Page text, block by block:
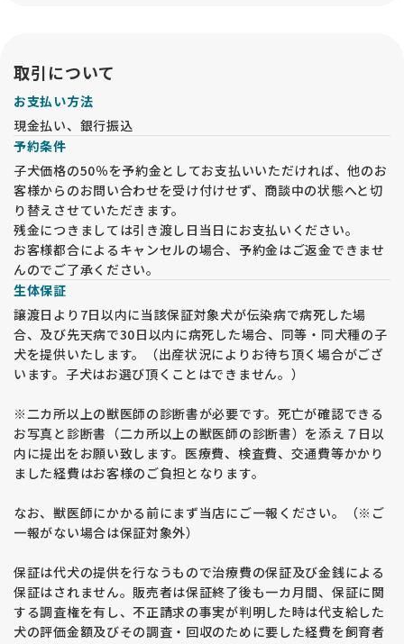
取引について
お支払い方法
現金払い、銀行振込
予約条件
子犬価格の50％を予約金としてお支払いいただければ、他のお
客様からのお問い合わせを受け付けせず、商談中の状態へと切
り替えさせていただきます。
残金につきましては引き渡し日当日にお支払いください。
お客様都合によるキャンセルの場合、予約金はご返金できませ
んのでご了承ください。
生体保証
譲渡日より7日以内に当該保証対象犬が伝染病で病死した場
合、及び先天病で30日以内に病死した場合、同等・同犬種の子
犬を提供いたします。（出産状況によりお待ち頂く場合がござ
います。子犬はお選び頂くことはできません。）
※二カ所以上の獣医師の診断書が必要です。死亡が確認できる
お写真と診断書（二カ所以上の獣医師の診断書）を添え７日以
内に提出をお願い致します。医療費、検査費、交通費等かかり
ました経費はお客様のご負担となります。
なお、獣医師にかかる前にまず当店にご一報ください。（※ご
一報がない場合は保証対象外）
保証は代犬の提供を行なうもので治療費の保証及び金銭による
保証はされません。販売者は保証終了後も一カ月間、保証に関
する調査権を有し、不正請求の事実が判明した時は代支給した
犬の評価金額及びその調査・回収のために要した経費を飼育者